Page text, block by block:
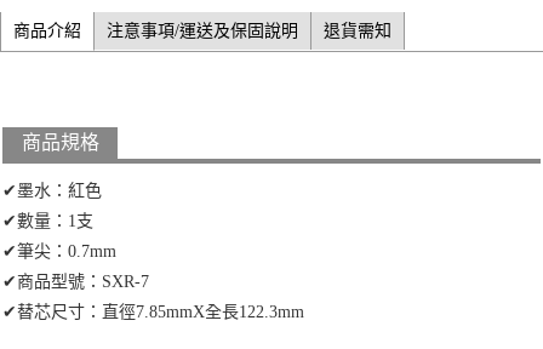
商品介紹 注意事項/運送及保固說明 退貨需知
商品規格
✔墨水：紅色
✔數量：1支
✔筆尖：0.7mm
✔商品型號：SXR-7
✔替芯尺寸：直徑7.85mmX全長122.3mm